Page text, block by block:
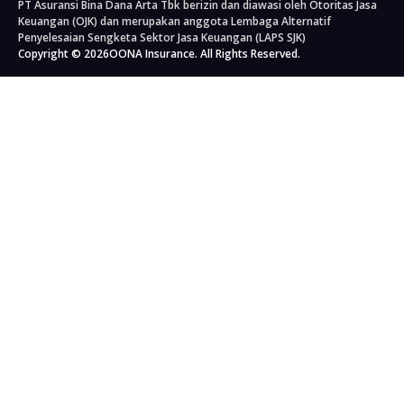
Asuransi Perjalanan
Asuransi Perjalanan Jepang
Asuransi Perjalanan Korea Selatan
Asuransi Perjalanan Singapura
Asuransi Kecelakaan Diri
Asuransi Rumah
Asuransi Properti
Asuransi Kargo
Bengkel Mobil
Tata Kelola Perusahaan
Berita
Blog
Kahoona (Portal Distribusi)
PT Asuransi Bina Dana Arta Tbk berizin dan diawasi oleh Otoritas Jasa
Keuangan (OJK) dan merupakan anggota Lembaga Alternatif
Penyelesaian Sengketa Sektor Jasa Keuangan (LAPS SJK)
Copyright © 2026OONA Insurance. All Rights Reserved.